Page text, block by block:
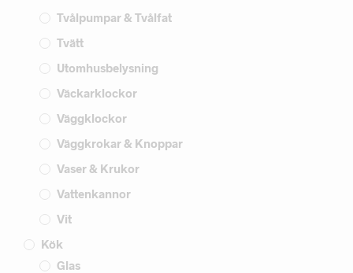
Tvålpumpar & Tvålfat
Tvätt
Utomhusbelysning
Väckarklockor
Väggklockor
Väggkrokar & Knoppar
Vaser & Krukor
Vattenkannor
Vit
Kök
Glas